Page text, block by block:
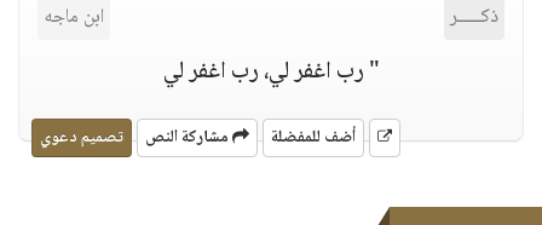
ذكـــــر ابن ماجه
" رب اغفر لي، رب اغفر لي
أضف للمفضلة مشاركة النص تصميم دعوي